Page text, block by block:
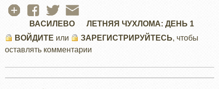
ВАСИЛЕВО
ЛЕТНЯЯ ЧУХЛОМА: ДЕНЬ 1
ВОЙДИТЕ или ЗАРЕГИСТРИРУЙТЕСЬ, чтобы
оставлять комментарии